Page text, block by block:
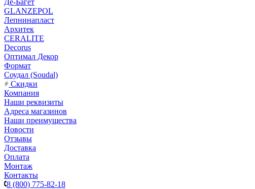
Де-Багет
GLANZEPOL
Лепнинапласт
Архитек
CERALITE
Decorus
Оптимал Декор
Формат
Соудал (Soudal)
Скидки
Компания
Наши реквизиты
Адреса магазинов
Наши преимущества
Новости
Отзывы
Доставка
Оплата
Монтаж
Контакты
8 (800) 775-82-18